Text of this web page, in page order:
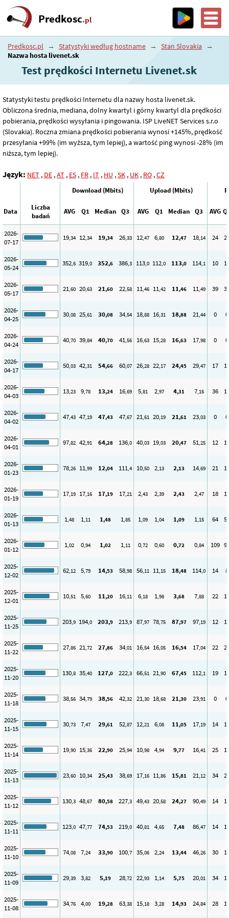
Predkosc.pl
Predkosc.pl → Statystyki według hostname → Stan Slovakia →
Nazwa hosta livenet.sk
Test prędkości Internetu Livenet.sk
Statystyki testu prędkości Internetu dla nazwy hosta livenet.sk.
Obliczona średnia, mediana, dolny kwartyl i górny kwartyl dla prędkości
pobierania, prędkości wysyłania i pingowania. ISP LiveNET Services s.r.o
(Slovakia). Roczna zmiana prędkości pobierania wynosi +145%, prędkość
przesyłania +99% (im wyższa, tym lepiej), a wartość ping wynosi -28% (im
niższa, tym lepiej).
Język: NET , DE ,AT , ES , FR , IT , HU ,SK , UK , RO ,CZ
Download (Mbits) Upload (Mbits)
Data
Liczba
badań
AVG Q1 Median Q3 AVG Q1 Median Q3 AVG
2026-
07-17
19,34 12,34 19,34 26,33 12,47 6,80 12,47 18,14 24
2026-
05-24
352,6 319,0 352,6 386,3 113,0 112,0 113,0 114,1 10
2026-
05-17
21,60 20,63 21,60 22,58 11,46 11,42 11,46 11,49 39
2026-
04-25
30,08 25,61 30,08 34,54 18,88 16,31 18,88 21,44 0 0
2026-
04-24
40,70 39,84 40,70 41,56 16,63 15,28 16,63 17,98 0 0
2026-
04-17
50,03 42,31 54,66 60,07 26,28 22,17 24,45 29,47 17
2026-
04-03
13,23 9,78 13,24 16,69 5,81 2,97 4,31 7,16 36
2026-
04-02
47,43 47,19 47,43 47,67 21,61 20,19 21,61 23,03 0 0
2026-
04-01
97,82 42,91 64,28 136,0 40,03 19,03 20,47 51,25 12
2026-
01-23
78,26 11,99 12,04 111,4 10,50 2,13 2,13 14,69 21
2026-
01-19
17,19 17,16 17,19 17,21 2,43 2,39 2,43 2,47 18
2026-
01-13
1,48 1,11 1,48 1,85 1,09 1,04 1,09 1,15 64
2026-
01-12
1,02 0,94 1,02 1,11 0,72 0,60 0,72 0,84 109
2025-
12-02
62,12 5,79 14,53 58,98 56,11 11,15 18,48 114,0 14 8
2025-
12-01
10,51 5,60 11,20 16,11 6,18 1,98 3,68 7,88 22
2025-
11-25
203,9 194,0 203,9 213,9 87,97 78,75 87,97 97,19 12
2025-
11-22
27,86 21,72 27,86 34,01 16,54 16,05 16,54 17,04 22
2025-
11-20
130,8 35,40 127,0 222,3 66,51 21,90 67,45 112,1 19
2025-
11-18
38,56 34,79 38,56 42,32 21,30 18,68 21,30 23,91 0 0
2025-
11-15
30,73 7,47 29,61 52,87 12,21 6,08 11,05 17,19 14
2025-
11-14
19,90 15,36 22,90 25,94 10,98 4,94 9,77 16,41 25
2025-
11-13
23,60 10,34 25,43 38,69 17,16 11,86 15,81 21,12 34
2025-
11-12
130,3 48,67 80,58 227,3 49,43 20,58 24,27 90,49 14
2025-
11-11
123,0 47,77 74,53 219,0 40,81 4,65 7,48 86,47 14
2025-
11-10
74,08 7,24 33,90 100,7 35,06 2,24 13,44 46,26 30
2025-
11-09
29,39 3,82 5,19 28,72 22,93 1,14 5,75 20,01 34
2025-
11-08
34,76 4,00 19,28 63,38 15,18 3,28 14,93 24,84 28